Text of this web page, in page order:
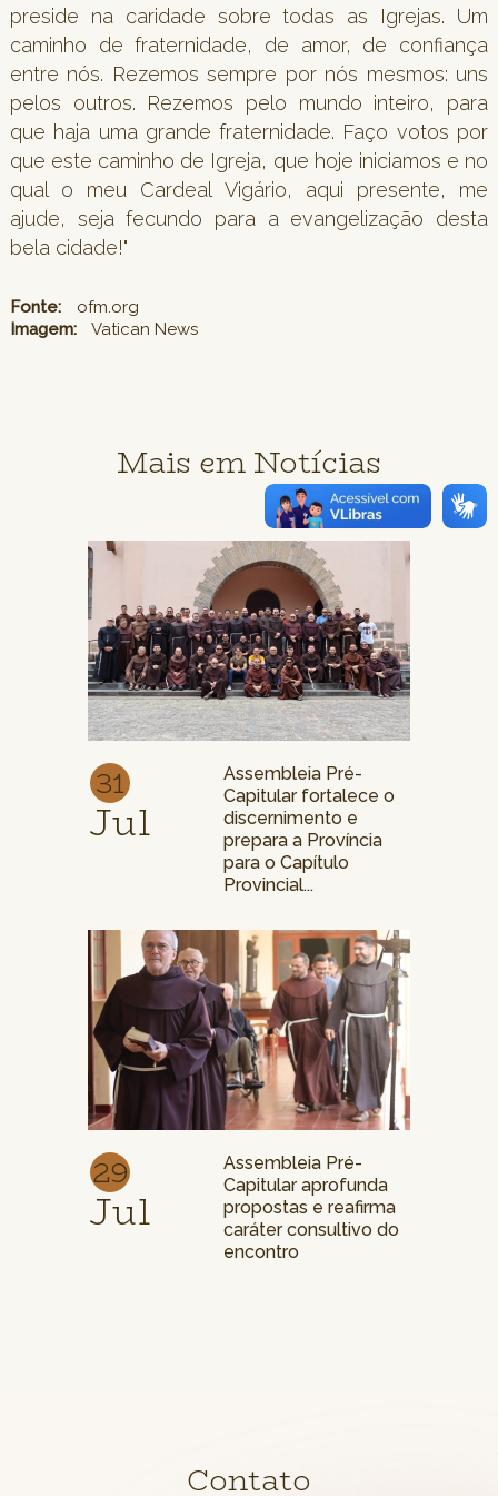
preside na caridade sobre todas as Igrejas. Um
caminho de fraternidade, de amor, de confiança
entre nós. Rezemos sempre por nós mesmos: uns
pelos outros. Rezemos pelo mundo inteiro, para
que haja uma grande fraternidade. Faço votos por
que este caminho de Igreja, que hoje iniciamos e no
qual o meu Cardeal Vigário, aqui presente, me
ajude, seja fecundo para a evangelização desta
bela cidade!"
Fonte:
ofm.org
Imagem:
Vatican News
Mais em Notícias
31
Jul
Assembleia Pré-
Capitular fortalece o
discernimento e
prepara a Província
para o Capítulo
Provincial...
29
Jul
Assembleia Pré-
Capitular aprofunda
propostas e reafirma
caráter consultivo do
encontro
Contato